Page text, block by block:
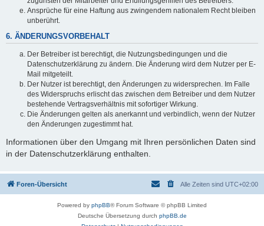
Ansprüche für eine Haftung aus zwingendem nationalem Recht bleiben
unberührt.
6. ÄNDERUNGSVORBEHALT
Der Betreiber ist berechtigt, die Nutzungsbedingungen und die
Datenschutzerklärung zu ändern. Die Änderung wird dem Nutzer per E-
Mail mitgeteilt.
Der Nutzer ist berechtigt, den Änderungen zu widersprechen. Im Falle
des Widerspruchs erlischt das zwischen dem Betreiber und dem Nutzer
bestehende Vertragsverhältnis mit sofortiger Wirkung.
Die Änderungen gelten als anerkannt und verbindlich, wenn der Nutzer
den Änderungen zugestimmt hat.
Informationen über den Umgang mit Ihren persönlichen Daten sind
in der Datenschutzerklärung enthalten.
Foren-Übersicht Alle Zeiten sind UTC+02:00
Powered by phpBB® Forum Software © phpBB Limited
Deutsche Übersetzung durch phpBB.de